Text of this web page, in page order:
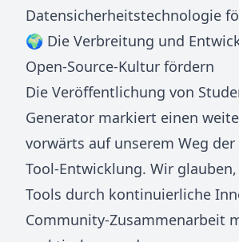
Datensicherheitstechnologie
🌍 Die Verbreitung und
Open-Source-Kultur fördern
Die Veröffentlichung von
Generator markiert einen
vorwärts auf unserem Weg der
Tool-Entwicklung. Wir
Tools durch kontinuierliche
Community-Zusammenarbeit